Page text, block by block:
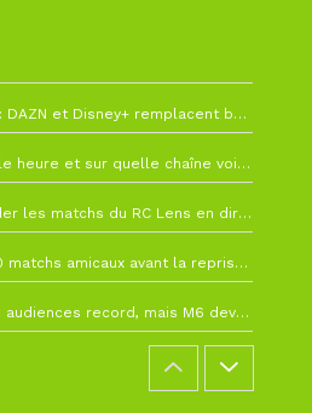
La Liga change de diffuseur : DAZN et Disney+ remplacent beIN Sports !
RC Lens – Villarreal : à quelle heure et sur quelle chaîne voir la finale de la Como Cup ?
Como Cup : comment regarder les matchs du RC Lens en direct ?
Ligue 1+ diffusera plus de 30 matchs amicaux avant la reprise de la Ligue 1
Coupe du monde 2026 : des audiences record, mais M6 devrait perdre très gros !